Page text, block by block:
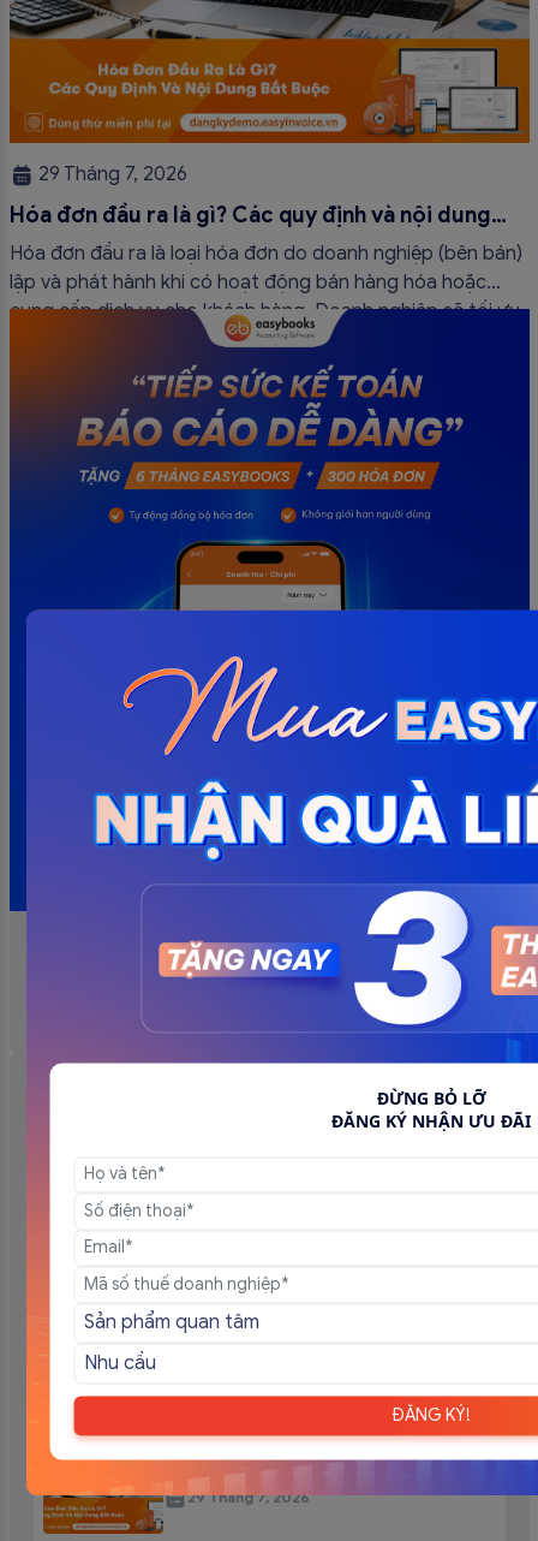
ĐỪNG BỎ LỠ
ĐĂNG KÝ NHẬN ƯU ĐÃI
ĐĂNG KÝ!
29 Tháng 7, 2026
Hóa đơn đầu ra là gì? Các quy định và nội dung
bắt buộc mới nhất
Hóa đơn đầu ra là loại hóa đơn do doanh nghiệp (bên bán)
lập và phát hành khi có hoạt động bán hàng hóa hoặc
cung cấp dịch vụ cho khách hàng. Doanh nghiệp sẽ tối ưu
quy trình vận hành và tránh được những án phạt hành
chính không đáng có nếu nắm rõ […]
Các trường hợp không phải xuất hóa
13 Trường hợp hóa đơn điện tử không
cần có đầy đủ nội dung từ 01/7/2026
nội dung bắt buộc mới nhất
29 Tháng 7, 2026